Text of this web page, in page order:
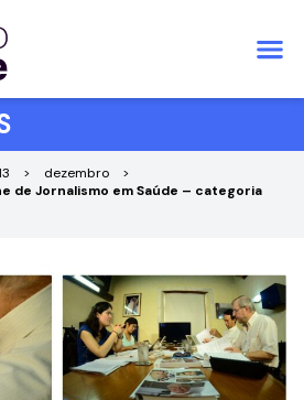
dezembro
de Jornalismo em Saúde – categoria